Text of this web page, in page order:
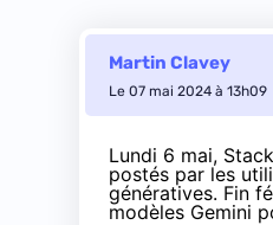
Martin Clavey
Le 07 mai 2024 à 13h09
Lundi 6 mai,
postés par les
génératives. Fin
modèles Gemini